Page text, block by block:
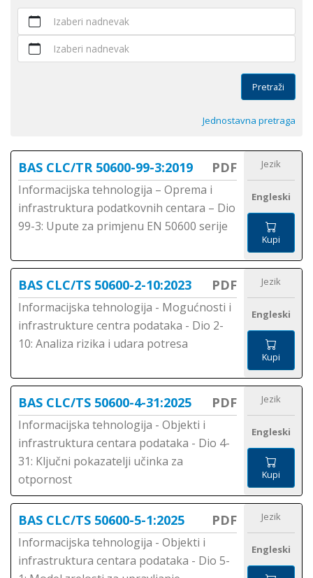
Izaberi nadnevak
Izaberi nadnevak
Pretraži
Jednostavna pretraga
BAS CLC/TR 50600-99-3:2019 PDF
Informacijska tehnologija – Oprema i
infrastruktura podatkovnih centara – Dio
99-3: Upute za primjenu EN 50600 serije
Jezik
Engleski
Kupi
BAS CLC/TS 50600-2-10:2023 PDF
Informacijska tehnologija - Mogućnosti i
infrastrukture centra podataka - Dio 2-
10: Analiza rizika i udara potresa
Jezik
Engleski
Kupi
BAS CLC/TS 50600-4-31:2025 PDF
Informacijska tehnologija - Objekti i
infrastruktura centara podataka - Dio 4-
31: Ključni pokazatelji učinka za
otpornost
Jezik
Engleski
Kupi
BAS CLC/TS 50600-5-1:2025 PDF
Informacijska tehnologija - Objekti i
infrastruktura centara podataka - Dio 5-
Jezik
Engleski